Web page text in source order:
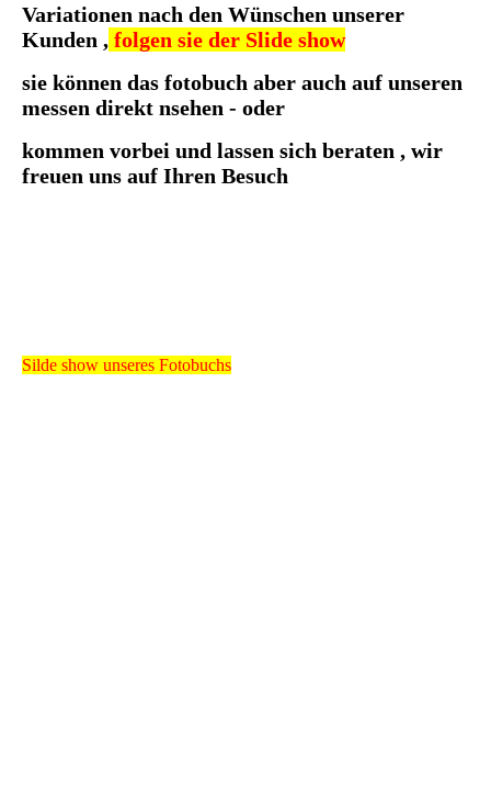
Variationen nach den Wünschen unserer
Kunden , folgen sie der Slide show
sie können das fotobuch aber auch auf unseren
messen direkt nsehen - oder
kommen vorbei und lassen sich beraten , wir
freuen uns auf Ihren Besuch
Silde show unseres Fotobuchs